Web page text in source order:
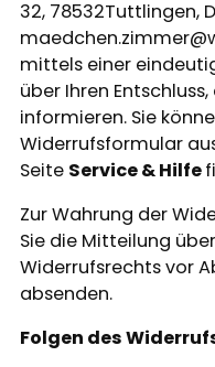
32, 78532Tuttlingen,
mittels einer
über Ihren
informieren. Sie
Widerrufsformular
Seite Service & Hilfe
Zur Wahrung der
Sie die Mitteilung
Widerrufsrechts vor
absenden.
Folgen des